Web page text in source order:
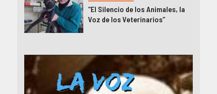
“El Silencio de los Animales, la
Voz de los Veterinarios”